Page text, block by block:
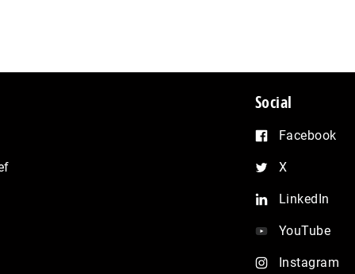
Social
Facebook
X
LinkedIn
YouTube
Instagram